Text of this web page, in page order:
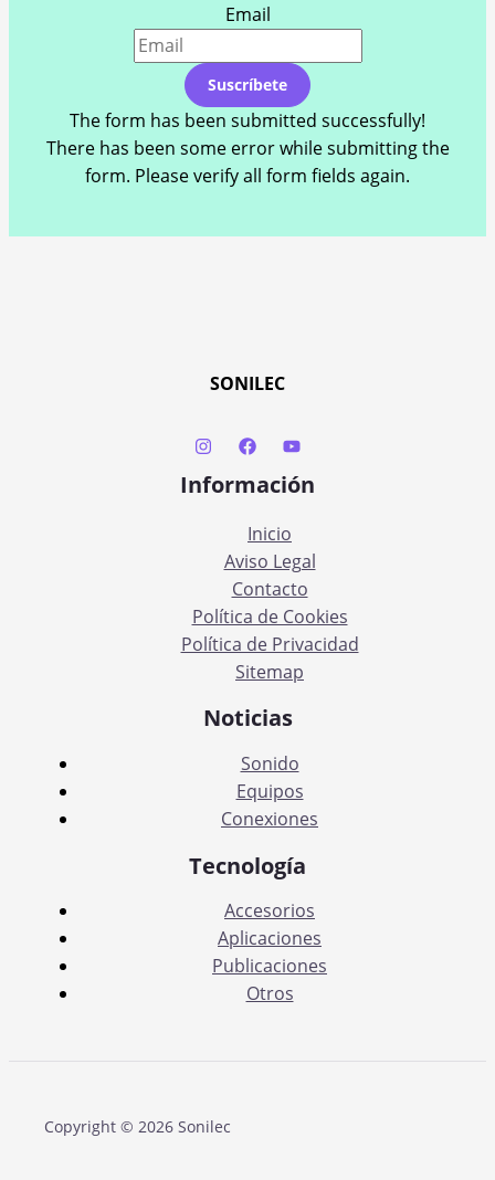
Email
Suscríbete
The form has been submitted successfully!
There has been some error while submitting the
form. Please verify all form fields again.
SONILEC
Información
Inicio
Aviso Legal
Contacto
Política de Cookies
Política de Privacidad
Sitemap
Noticias
Sonido
Equipos
Conexiones
Tecnología
Accesorios
Aplicaciones
Publicaciones
Otros
Copyright © 2026 Sonilec